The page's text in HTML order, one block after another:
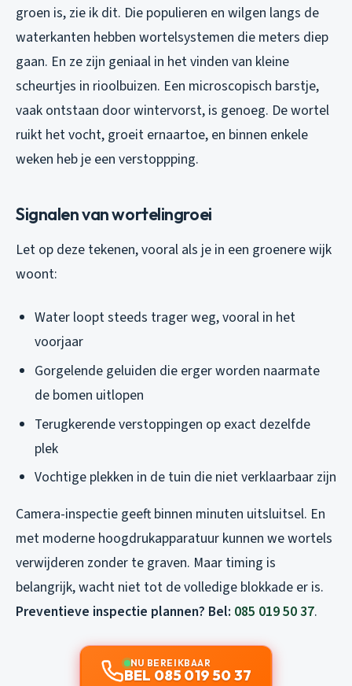
groen is, zie ik dit. Die populieren en wilgen langs de
waterkanten hebben wortelsystemen die meters diep
gaan. En ze zijn geniaal in het vinden van kleine
scheurtjes in rioolbuizen. Een microscopisch barstje,
vaak ontstaan door wintervorst, is genoeg. De wortel
ruikt het vocht, groeit ernaartoe, en binnen enkele
weken heb je een verstoppping.
Signalen van wortelingroei
Let op deze tekenen, vooral als je in een groenere wijk
woont:
Water loopt steeds trager weg, vooral in het
voorjaar
Gorgelende geluiden die erger worden naarmate
de bomen uitlopen
Terugkerende verstoppingen op exact dezelfde
plek
Vochtige plekken in de tuin die niet verklaarbaar zijn
Camera-inspectie geeft binnen minuten uitsluitsel. En
met moderne hoogdrukapparatuur kunnen we wortels
verwijderen zonder te graven. Maar timing is
belangrijk, wacht niet tot de volledige blokkade er is.
Preventieve inspectie plannen? Bel: 085 019 50 37.
NU BEREIKBAAR
BEL 085 019 50 37